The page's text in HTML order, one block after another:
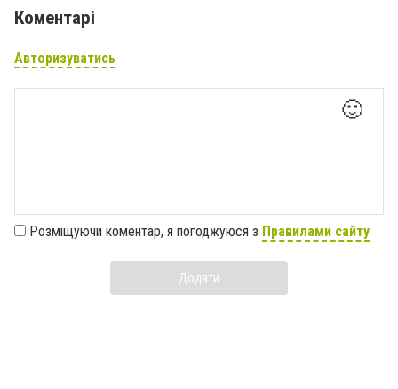
Коментарі
Авторизуватись
🙂
Розміщуючи коментар, я погоджуюся з Правилами сайту
Додати